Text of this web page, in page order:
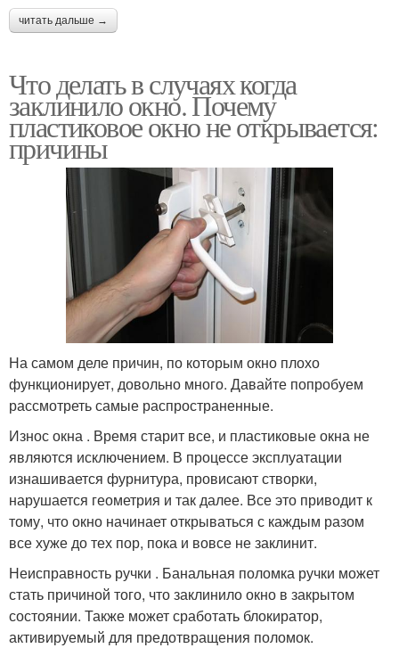
читать дальше →
Что делать в случаях когда
заклинило окно. Почему
пластиковое окно не открывается:
причины
На самом деле причин, по которым окно плохо
функционирует, довольно много. Давайте попробуем
рассмотреть самые распространенные.
Износ окна . Время старит все, и пластиковые окна не
являются исключением. В процессе эксплуатации
изнашивается фурнитура, провисают створки,
нарушается геометрия и так далее. Все это приводит к
тому, что окно начинает открываться с каждым разом
все хуже до тех пор, пока и вовсе не заклинит.
Неисправность ручки . Банальная поломка ручки может
стать причиной того, что заклинило окно в закрытом
состоянии. Также может сработать блокиратор,
активируемый для предотвращения поломок.